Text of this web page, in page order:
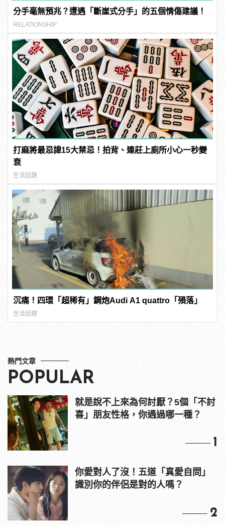
分手毫無預兆？遭遇「斷崖式分手」的五個情傷建議！
RELATIONSHIP
打麻將最忌諱15大禁忌！拍背、連莊上廁所小心一秒變
衰
生活話題
沉痛！四環「超稀有」鋼炮Audi A1 quattro「殞落」
生活話題
熱門文章
POPULAR
就是說不上來為何討厭？5個「不討
喜」朋友性格，你遇過哪一種？
1
你愛對人了沒！五道「真愛自問」
識別你的伴侶是對的人嗎？
2